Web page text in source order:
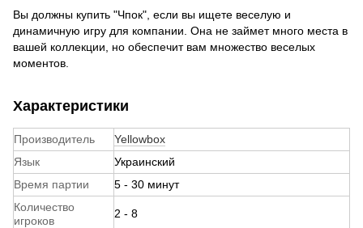
Вы должны купить "Чпок", если вы ищете веселую и
динамичную игру для компании. Она не займет много места в
вашей коллекции, но обеспечит вам множество веселых
моментов.
Характеристики
Производитель
Yellowbox
Язык
Украинский
Время партии
5 - 30 минут
Количество
игроков
2 - 8